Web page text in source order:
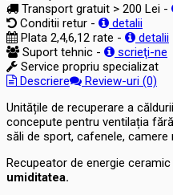
Transport gratuit > 200 Lei -
Conditii retur -
detalii
Plata 2,4,6,12 rate -
detalii
Suport tehnic -
scrieţi-ne
Service propriu specializat
Descriere
Review-uri (0)
Unitățile de recuperare a
concepute pentru ventilația
săli de sport, cafenele, camere
Recupeator de energie ceramic
umiditatea.